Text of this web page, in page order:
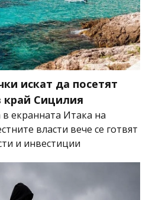
искат да посетят
край Сицилия
екранната Итака на
власти вече се готвят
и инвестиции